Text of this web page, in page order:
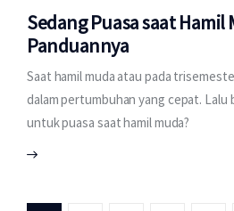
Sedang Puasa saat Hamil
Panduannya
Saat hamil muda atau pada
dalam pertumbuhan yang cepat. Lalu
untuk puasa saat hamil muda?